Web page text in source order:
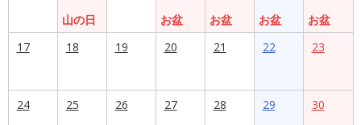
山の日
お盆
お盆
お盆
お盆
17
18 19 20 21 22 23
24 25 26 27 28 29 30